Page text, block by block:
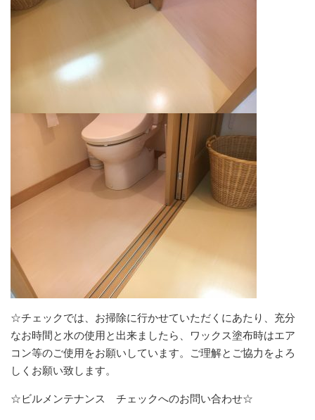
☆チェックでは、お掃除に行かせていただくにあたり、充分
なお時間と水の使用と出来ましたら、ワックス塗布時はエア
コン等のご使用をお願いしています。ご理解とご協力をよろ
しくお願い致します。
☆ビルメンテナンス チェックへのお問い合わせ☆